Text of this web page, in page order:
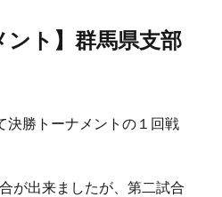
ント】群馬県支部
決勝トーナメントの１回戦
が出来ましたが、第二試合